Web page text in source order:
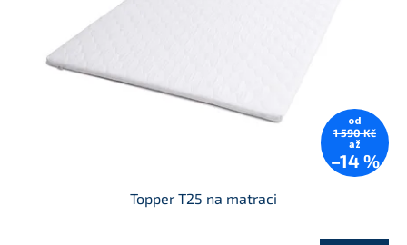
od
1 590 Kč
až
–14 %
Topper T25 na matraci